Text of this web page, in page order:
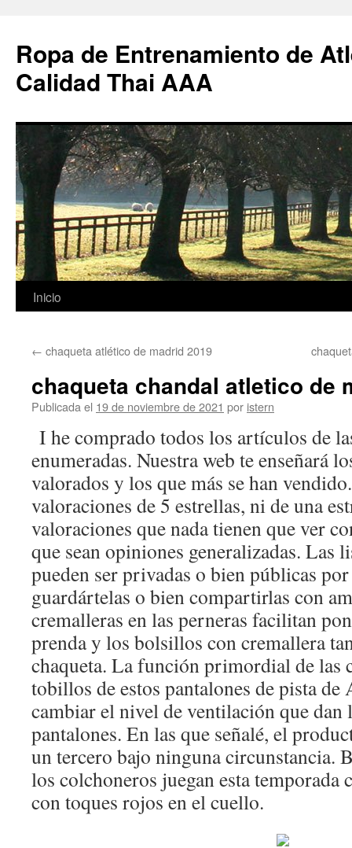
Ropa de Entrenamiento de
Calidad Thai AAA
Saltar
contenido
Inicio
← chaqueta atlético de madrid 2019
chaqueta chandal atletico de
Publicada el 19 de noviembre de 2021 por istern
I he comprado todos los artículos de
enumeradas. Nuestra web te enseñará
valorados y los que más se han
valoraciones de 5 estrellas, ni de una
valoraciones que nada tienen que ver
que sean opiniones generalizadas. Las
pueden ser privadas o bien públicas
guardártelas o bien compartirlas con
cremalleras en las perneras facilitan
prenda y los bolsillos con cremallera
chaqueta. La función primordial de las
tobillos de estos pantalones de pista de
cambiar el nivel de ventilación que dan
pantalones. En las que señalé, el
un tercero bajo ninguna circunstancia.
los colchoneros juegan esta temporada
con toques rojos en el cuello.